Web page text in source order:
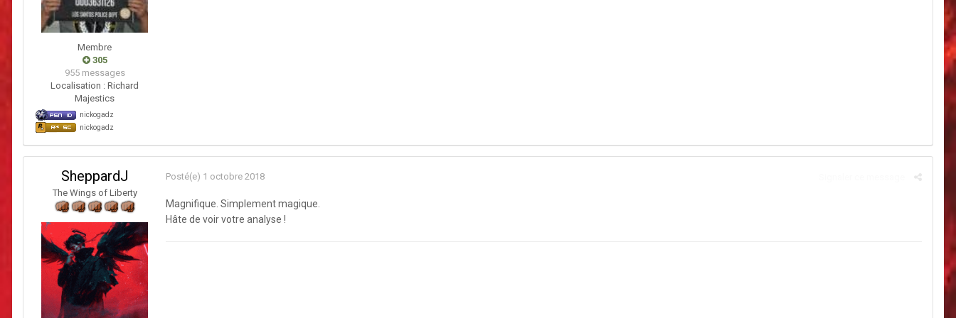
Membre
305
955 messages
Localisation : Richard
Majestics
nickogadz
nickogadz
SheppardJ
The Wings of Liberty
Posté(e) 1 octobre 2018
Magnifique. Simplement magique.
Hâte de voir votre analyse !